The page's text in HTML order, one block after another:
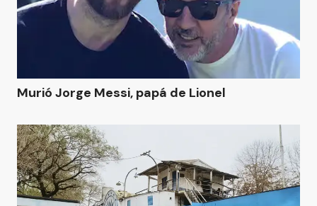
Murió Jorge Messi, papá de Lionel